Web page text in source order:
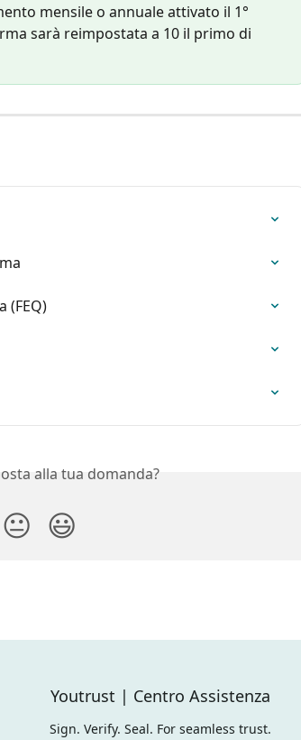
mensile o annuale attivato il 1°
sarà reimpostata a 10 il primo di
(FEQ)
alla tua domanda?
😐 😃
Youtrust | Centro Assistenza
Sign. Verify. Seal. For seamless trust.